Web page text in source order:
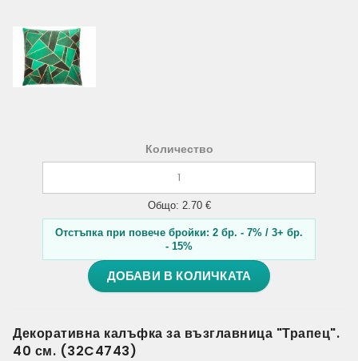
Количество
Общо: 2.70 €
Отстъпка при повече бройки: 2 бр. - 7% / 3+ бр.
- 15%
ДОБАВИ В КОЛИЧКАТА
Декоративна калъфка за възглавница "Трапец".
40 см. (32C4743)